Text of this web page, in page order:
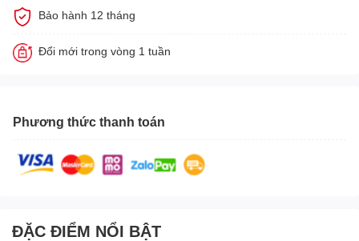
Bảo hành 12 tháng
Đổi mới trong vòng 1 tuần
Phương thức thanh toán
ĐẶC ĐIỂM NỔI BẬT